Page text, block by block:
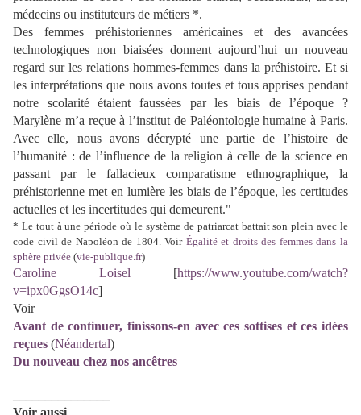
médecins ou instituteurs de métiers *.
Des femmes préhistoriennes américaines et des avancées
technologiques non biaisées donnent aujourd’hui un nouveau
regard sur les relations hommes-femmes dans la préhistoire. Et si
les interprétations que nous avons toutes et tous apprises pendant
notre scolarité étaient faussées par les biais de l’époque ?
Marylène m’a reçue à l’institut de Paléontologie humaine à Paris.
Avec elle, nous avons décrypté une partie de l’histoire de
l’humanité : de l’influence de la religion à celle de la science en
passant par le fallacieux comparatisme ethnographique, la
préhistorienne met en lumière les biais de l’époque, les certitudes
actuelles et les incertitudes qui demeurent."
* Le tout à une période où le système de patriarcat battait son plein avec le
code civil de Napoléon de 1804. Voir Égalité et droits des femmes dans la
sphère privée (vie-publique.fr)
Caroline Loisel [https://www.youtube.com/watch?
v=ipx0GgsO14c]
Voir
Avant de continuer, finissons-en avec ces sottises et ces idées
reçues (Néandertal)
Du nouveau chez nos ancêtres